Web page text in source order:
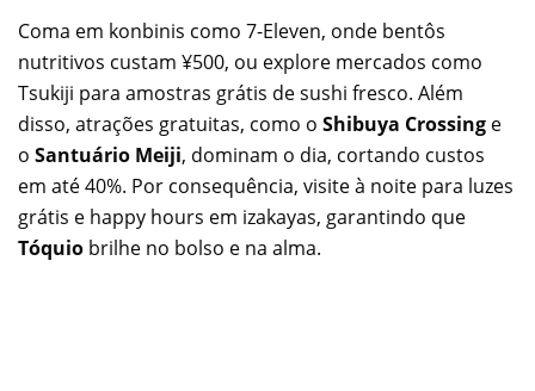
Coma em konbinis como 7-Eleven, onde bentôs
nutritivos custam ¥500, ou explore mercados como
Tsukiji para amostras grátis de sushi fresco. Além
disso, atrações gratuitas, como o Shibuya Crossing e
o Santuário Meiji, dominam o dia, cortando custos
em até 40%. Por consequência, visite à noite para luzes
grátis e happy hours em izakayas, garantindo que
Tóquio brilhe no bolso e na alma.